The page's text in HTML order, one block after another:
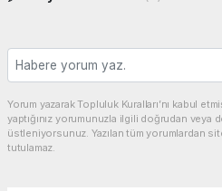
Yorum yazarak Topluluk Kuralları’nı kabul
yaptığınız yorumunuzla ilgili doğrudan veya
üstleniyorsunuz. Yazılan tüm yorumlardan
tutulamaz.